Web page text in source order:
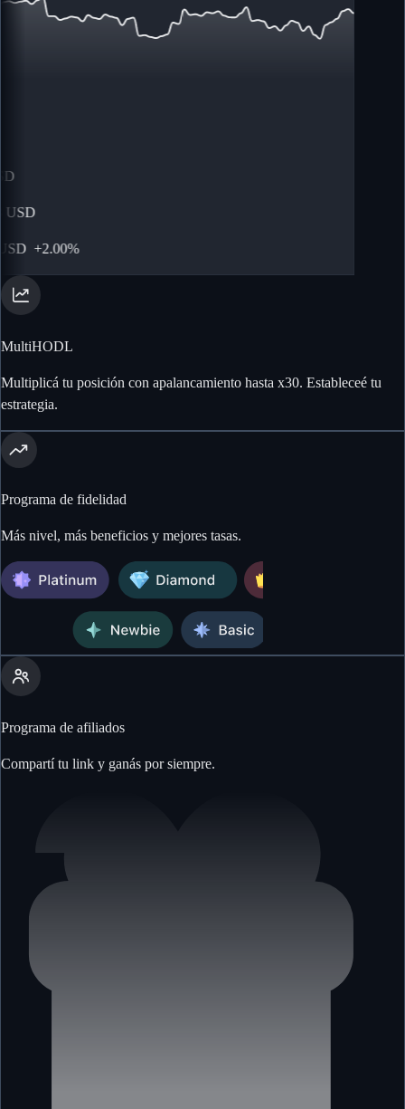
+ 2.00%
MultiHODL
Multiplicá tu posición con apalancamiento hasta x30. Estableceé tu
estrategia.
Programa de fidelidad
Más nivel, más beneficios y mejores tasas.
Programa de afiliados
Compartí tu link y ganás por siempre.